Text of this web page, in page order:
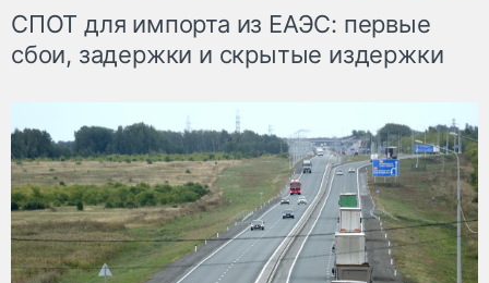
СПОТ для импорта из ЕАЭС: первые
сбои, задержки и скрытые издержки